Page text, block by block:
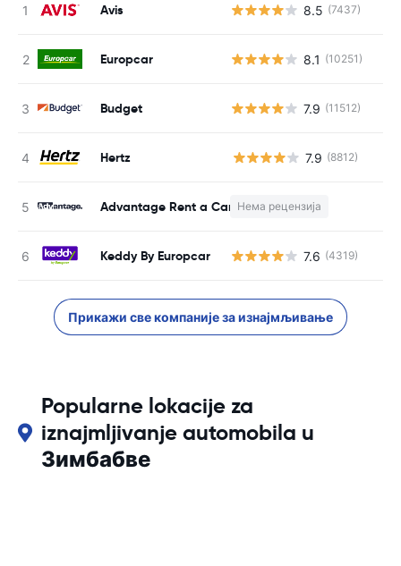
Avis 8.5 (7437)
Europcar 8.1 (10251)
Budget 7.9 (11512)
Hertz 7.9 (8812)
Advantage Rent a Car Нема рецензија
Keddy By Europcar 7.6 (4319)
Прикажи све компаније за изнајмљивање
Popularne lokacije za
iznajmljivanje automobila u
Зимбабве